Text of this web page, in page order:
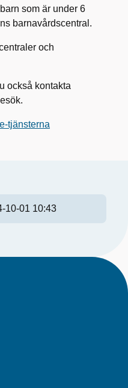
som är under 6
barnavårdscentral.
och
också kontakta
tjänsterna
10-01 10:43